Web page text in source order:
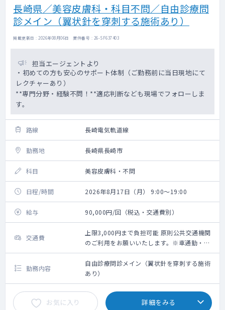
長崎県／美容皮膚科・科目不問／自由診療問
診メイン（翼状針を穿刺する施術あり）
掲載更新日 : 2026年08月06日 案件番号 : 26-SF637403
担当エージェントより
・初めての方も安心のサポート体制（ご勤務前に当日現地にて
レクチャーあり）
**専門分野・経験不問！**適応判断なども現場でフォローしま
す。
路線 長崎電気軌道線
勤務地 長崎県長崎市
科目 美容皮膚科・不問
日程/時間 2026年8月17日（月） 9:00～19:00
給与 90,000円/回（税込・交通費別）
交通費
上限3,000円まで負担可能 原則公共交通機関
のご利用をお願いいたします。※車通勤・タ
クシー利用要相談
勤務内容
自由診療問診メイン（翼状針を穿刺する施術
あり）
お気に入り 詳細をみる